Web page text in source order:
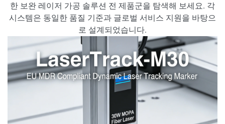
한 보완 레이저 가공 솔루션 전 제품군을 탐색해 보세요. 각
시스템은 동일한 품질 기준과 글로벌 서비스 지원을 바탕으
로 설계되었습니다.